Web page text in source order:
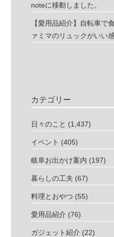
noteに移動しました。
【愛用品紹介】自転車で
ァミマのリュックがいい
カテゴリー
日々のこと (1,437)
イベント (405)
岐阜お出かけ案内 (197)
暮らしの工夫 (67)
料理とおやつ (55)
愛用品紹介 (76)
ガジェット紹介 (22)